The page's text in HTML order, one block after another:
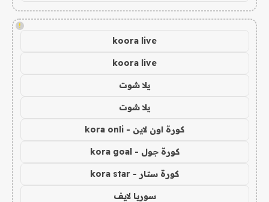
!
koora live
koora live
يلا شوت
يلا شوت
كورة اون لاين - kora onli
كورة جول - kora goal
كورة ستار - kora star
سوريا لايف